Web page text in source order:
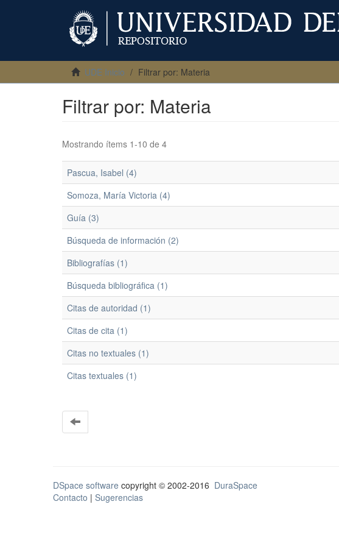
UDE Inicio Filtrar por: Materia
Filtrar por: Materia
Mostrando ítems 1-10 de 4
Pascua, Isabel (4)
Somoza, María Victoria (4)
Guía (3)
Búsqueda de información (2)
Bibliografías (1)
Búsqueda bibliográfica (1)
Citas de autoridad (1)
Citas de cita (1)
Citas no textuales (1)
Citas textuales (1)
DSpace software copyright © 2002-2016 DuraSpace
Contacto | Sugerencias